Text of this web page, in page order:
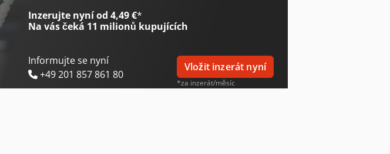
Igm Robot
Inzerujte nyní od 4,49 €*
Na vás čeká 11 milionů kupujících
Informujte se nyní
+49 201 857 861 80
Vložit inzerát nyní
*za inzerát/měsíc